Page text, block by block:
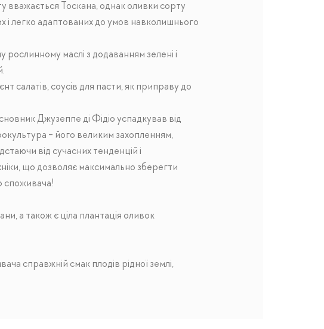
вважається Тоскана, однак оливки сорту
і легко адаптованих до умов навколишнього
рослинному маслі з додаванням зелені і
салатів, соусів для пасти, як приправу до
Джузеппе ді Фідіо успадкував від
- його великим захопленням,
від сучасних тенденцій і
що дозволяє максимально зберегти
споживача!
а також є ціла плантація оливок
справжній смак плодів рідної землі,